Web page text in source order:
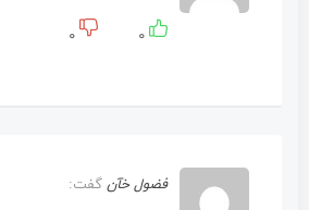
۰ ۰
فضول خآن گفت: